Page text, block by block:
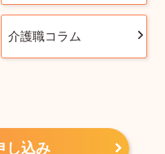
介護職コラム
し込み